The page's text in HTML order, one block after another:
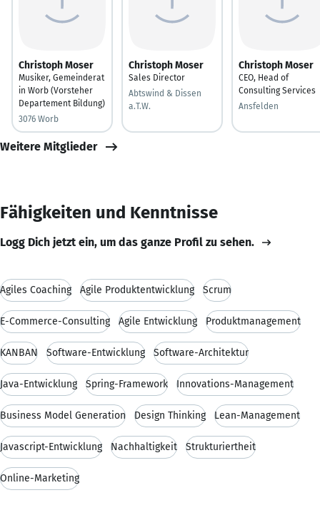
Christoph Moser
Musiker, Gemeinderat
in Worb (Vorsteher
Departement Bildung)
3076 Worb
Christoph Moser
Sales Director
Abtswind & Dissen
a.T.W.
Christoph Moser
CEO, Head of
Consulting Services
Ansfelden
Weitere Mitglieder
Fähigkeiten und Kenntnisse
Logg Dich jetzt ein, um das ganze Profil zu sehen.
Agiles Coaching Agile Produktentwicklung Scrum
E-Commerce-Consulting Agile Entwicklung Produktmanagement
KANBAN Software-Entwicklung Software-Architektur
Java-Entwicklung Spring-Framework Innovations-Management
Business Model Generation Design Thinking Lean-Management
Javascript-Entwicklung Nachhaltigkeit Strukturiertheit
Online-Marketing